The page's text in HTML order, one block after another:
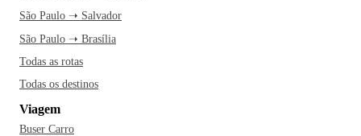
São Paulo ➝ Salvador
São Paulo ➝ Brasília
Todas as rotas
Todas os destinos
Viagem
Buser Carro